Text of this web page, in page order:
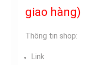
giao hàng)
Thông tin shop:
Link